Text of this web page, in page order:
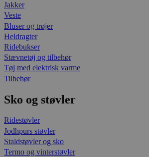
Jakker
Veste
Bluser og trøjer
Heldragter
Ridebukser
Stævnetøj og tilbehør
Tøj med elektrisk varme
Tilbehør
Sko og støvler
Ridestøvler
Jodhpurs støvler
Staldstøvler og sko
Termo og vinterstøvler